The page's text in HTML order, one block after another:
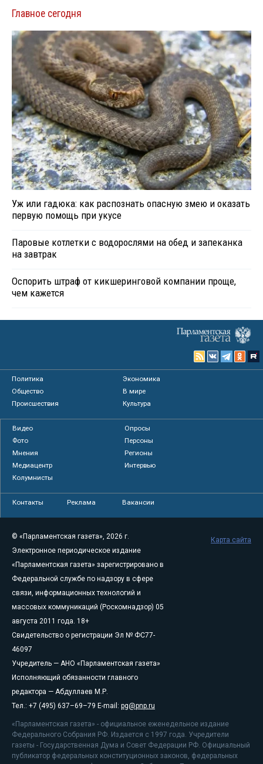
Главное сегодня
Уж или гадюка: как распознать опасную змею и оказать
первую помощь при укусе
Паровые котлетки с водорослями на обед и запеканка
на завтрак
Оспорить штраф от кикшеринговой компании проще,
чем кажется
Политика
Экономика
Общество
В мире
Происшествия
Культура
Видео
Опросы
Фото
Персоны
Мнения
Регионы
Медиацентр
Интервью
Колумнисты
Контакты Реклама Вакансии
© «Парламентская газета», 2026 г.
Электронное периодическое издание
«Парламентская газета» зарегистрировано в
Федеральной службе по надзору в сфере
связи, информационных технологий и
массовых коммуникаций (Роскомнадзор) 05
августа 2011 года. 18+
Свидетельство о регистрации Эл № ФС77-
46097
Учредитель — АНО «Парламентская газета»
Исполняющий обязанности главного
редактора — Абдуллаев М.Р.
Тел.: +7 (495) 637–69–79 E-mail: pg@pnp.ru
«Парламентская газета» - официальное еженедельное издание
Федерального Собрания РФ. Издается с 1997 года. Учредители
газеты - Государственная Дума и Совет Федерации РФ. Официальный
публикатор федеральных конституционных законов, федеральных
Карта сайта